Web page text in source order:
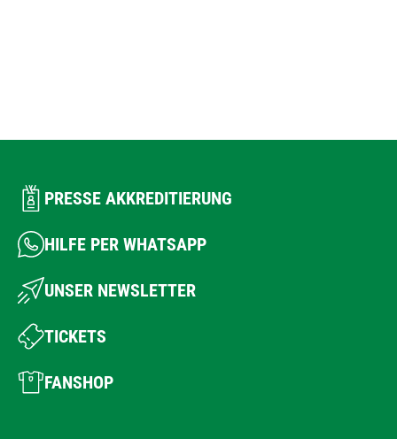
PRESSE AKKREDITIERUNG
HILFE PER WHATSAPP
UNSER NEWSLETTER
TICKETS
FANSHOP